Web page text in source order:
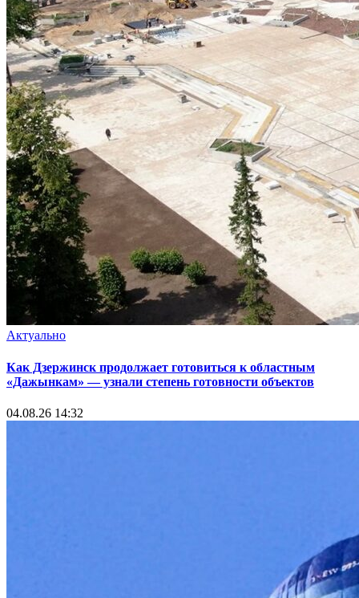
Актуально
Как Дзержинск продолжает готовиться к областным
«Дажынкам» — узнали степень готовности объектов
04.08.26 14:32